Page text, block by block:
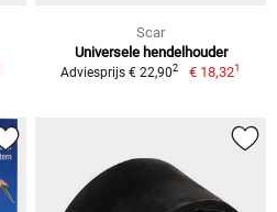
Scar
Universele hendelhouder
Adviesprijs € 22,902 € 18,321